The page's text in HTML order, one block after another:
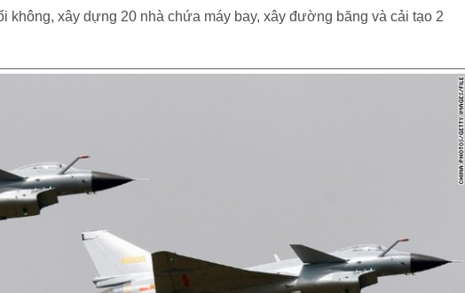
không, xây dựng 20 nhà chứa máy bay, xây đường băng và cải tạo 2